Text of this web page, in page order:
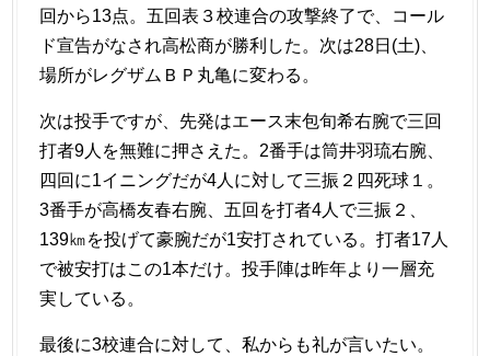
回から13点。五回表３校連合の攻撃終了で、コール
ド宣告がなされ高松商が勝利した。次は28日(土)、
場所がレグザムＢＰ丸亀に変わる。
次は投手ですが、先発はエース末包旬希右腕で三回
打者9人を無難に押さえた。2番手は筒井羽琉右腕、
四回に1イニングだが4人に対して三振２四死球１。
3番手が高橋友春右腕、五回を打者4人で三振２、
139㎞を投げて豪腕だが1安打されている。打者17人
で被安打はこの1本だけ。投手陣は昨年より一層充
実している。
最後に3校連合に対して、私からも礼が言いたい。